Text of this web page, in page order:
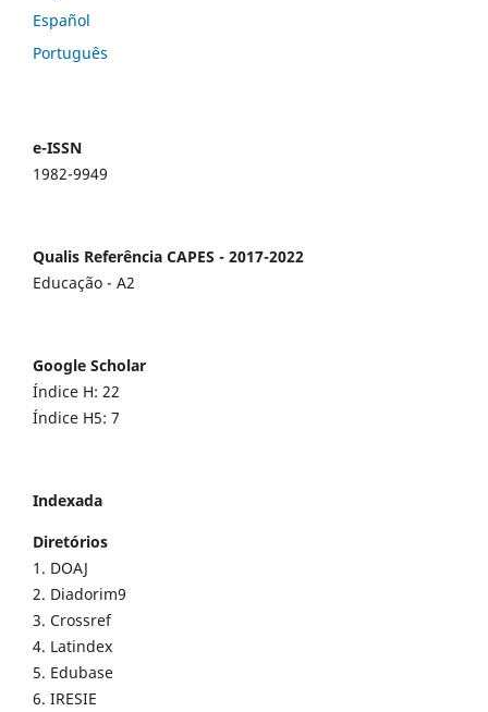
Español
Português
e-ISSN
1982-9949
Qualis Referência CAPES - 2017-2022
Educação - A2
Google Scholar
Índice H: 22
Índice H5: 7
Indexada
Diretórios
1. DOAJ
2. Diadorim9
3. Crossref
4. Latindex
5. Edubase
6. IRESIE